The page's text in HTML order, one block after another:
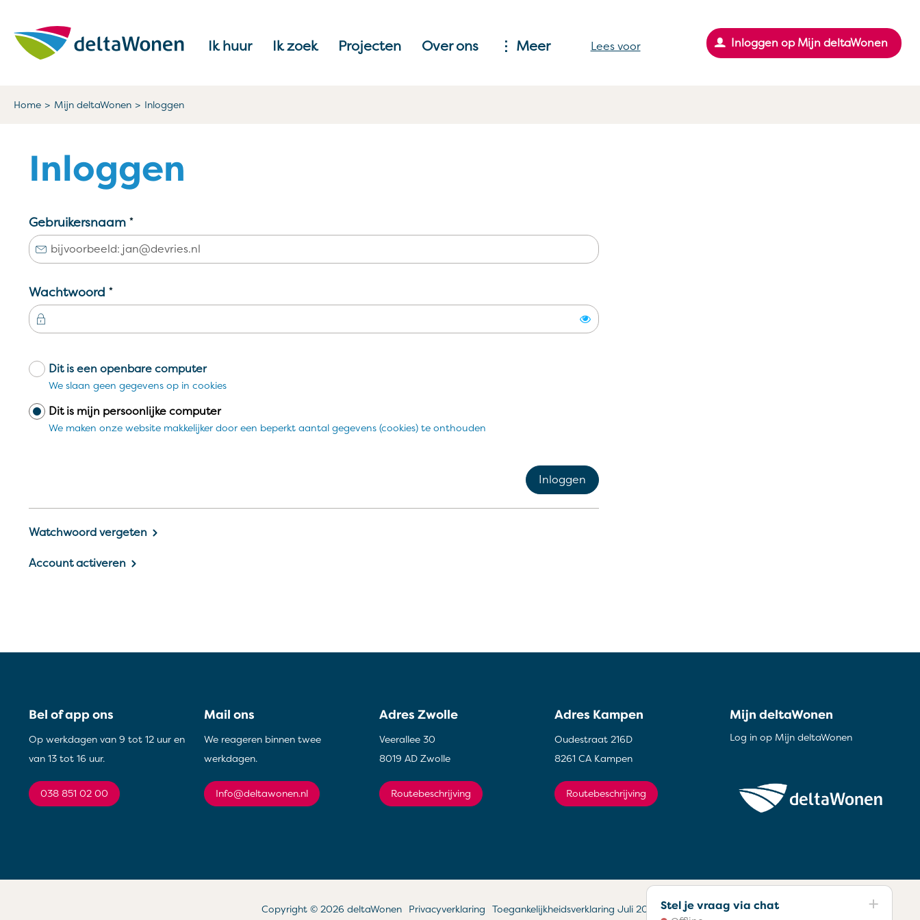
Naar hoofdinhoud
Naar hoofdnavigatiemenu
Naar zoeken
Naar de homepage
Ik huur Ik zoek Projecten Over ons Meer Inloggen op Mijn deltaWonen
Lees voor
Home Mijn deltaWonen Inloggen
Inloggen
Gebruikersnaam *
Wachtwoord *
LoginDit is een openbare computer
We slaan geen gegevens op in cookies
Dit is mijn persoonlijke computer
We maken onze website makkelijker door een beperkt aantal gegevens (cookies) te onthouden
Inloggen
Watchwoord vergeten
Account activeren
Contactinformatie
Bel of app ons
Op werkdagen van 9 tot 12 uur en
van 13 tot 16 uur.
038 851 02 00
Mail ons
We reageren binnen twee
werkdagen.
info@deltawonen.nl
Adres Zwolle
Veerallee 30
8019 AD Zwolle
Routebeschrijving
Adres Kampen
Oudestraat 216D
8261 CA Kampen
Routebeschrijving
Mijn deltaWonen
Log in op Mijn deltaWonen
Copyright © 2026 deltaWonen Privacyverklaring Toegankelijkheidsverklaring Juli 2025 Stel je vraag via chat